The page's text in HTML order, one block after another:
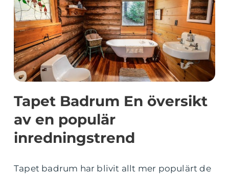
Tapet Badrum En översikt
av en populär
inredningstrend
Tapet badrum har blivit allt mer populärt de